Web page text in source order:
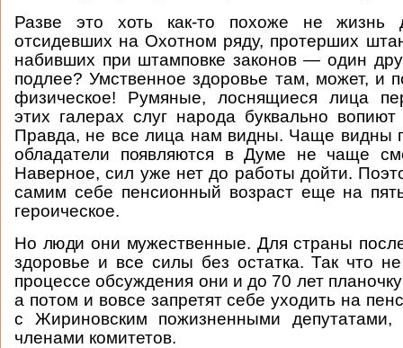
Разве это хоть как-то похоже не жизнь
отсидевших на Охотном ряду, протерших
набивших при штамповке законов — один
подлее? Умственное здоровье там, может, и
физическое! Румяные, лоснящиеся лица
этих галерах слуг народа буквально
Правда, не все лица нам видны. Чаще видны
обладатели появляются в Думе не чаще
Наверное, сил уже нет до работы дойти.
самим себе пенсионный возраст еще на
героическое.
Но люди они мужественные. Для страны
здоровье и все силы без остатка. Так что
процессе обсуждения они и до 70 лет
а потом и вовсе запретят себе уходить на
с Жириновским пожизненными депутатами,
членами комитетов.